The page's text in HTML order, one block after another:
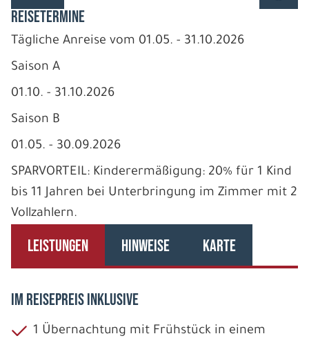
REISETERMINE
Tägliche Anreise vom 01.05. - 31.10.2026
Saison A
01.10. - 31.10.2026
Saison B
01.05. - 30.09.2026
SPARVORTEIL: Kinderermäßigung: 20% für 1 Kind
bis 11 Jahren bei Unterbringung im Zimmer mit 2
Vollzahlern.
LEISTUNGEN HINWEISE KARTE
IM REISEPREIS INKLUSIVE
1 Übernachtung mit Frühstück in einem